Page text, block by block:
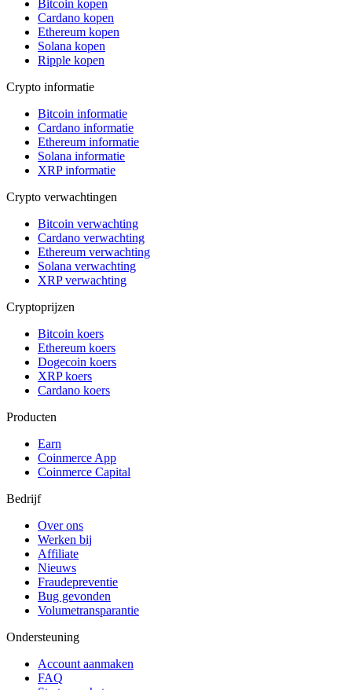
Bitcoin kopen
Cardano kopen
Ethereum kopen
Solana kopen
Ripple kopen
Crypto informatie
Bitcoin informatie
Cardano informatie
Ethereum informatie
Solana informatie
XRP informatie
Crypto verwachtingen
Bitcoin verwachting
Cardano verwachting
Ethereum verwachting
Solana verwachting
XRP verwachting
Cryptoprijzen
Bitcoin koers
Ethereum koers
Dogecoin koers
XRP koers
Cardano koers
Producten
Earn
Coinmerce App
Coinmerce Capital
Bedrijf
Over ons
Werken bij
Affiliate
Nieuws
Fraudepreventie
Bug gevonden
Volumetransparantie
Ondersteuning
Account aanmaken
FAQ